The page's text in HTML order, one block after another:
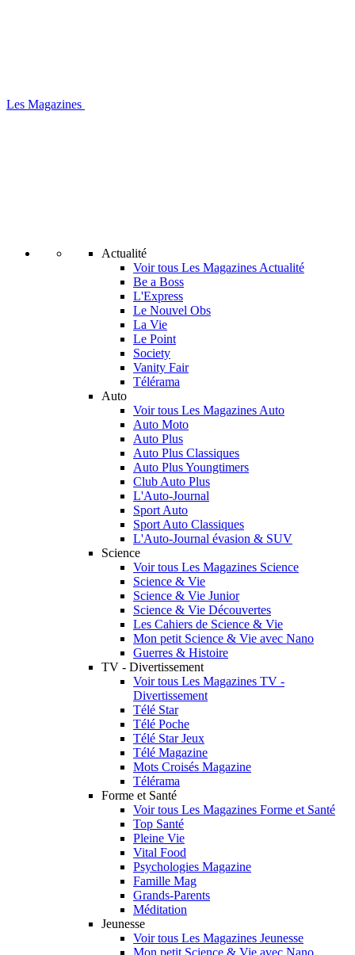
Les Magazines
Actualité
Voir tous Les Magazines Actualité
Be a Boss
L'Express
Le Nouvel Obs
La Vie
Le Point
Society
Vanity Fair
Télérama
Auto
Voir tous Les Magazines Auto
Auto Moto
Auto Plus
Auto Plus Classiques
Auto Plus Youngtimers
Club Auto Plus
L'Auto-Journal
Sport Auto
Sport Auto Classiques
L'Auto-Journal évasion & SUV
Science
Voir tous Les Magazines Science
Science & Vie
Science & Vie Junior
Science & Vie Découvertes
Les Cahiers de Science & Vie
Mon petit Science & Vie avec Nano
Guerres & Histoire
TV - Divertissement
Voir tous Les Magazines TV -
Divertissement
Télé Star
Télé Poche
Télé Star Jeux
Télé Magazine
Mots Croisés Magazine
Télérama
Forme et Santé
Voir tous Les Magazines Forme et Santé
Top Santé
Pleine Vie
Vital Food
Psychologies Magazine
Famille Mag
Grands-Parents
Méditation
Jeunesse
Voir tous Les Magazines Jeunesse
Mon petit Science & Vie avec Nano